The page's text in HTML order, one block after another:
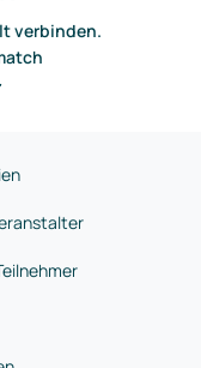
verbinden.